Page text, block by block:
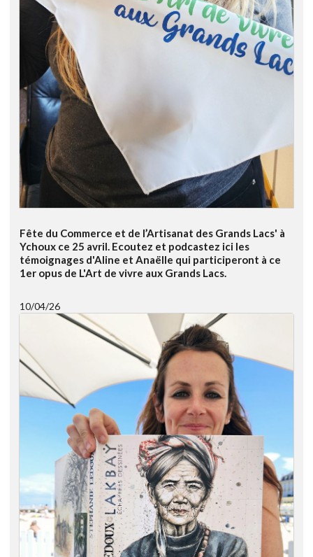
Fête du Commerce et de l’Artisanat des Grands Lacs' à
Ychoux ce 25 avril. Ecoutez et podcastez ici les
témoignages d'Aline et Anaëlle qui participeront à ce
1er opus de L'Art de vivre aux Grands Lacs.
10/04/26